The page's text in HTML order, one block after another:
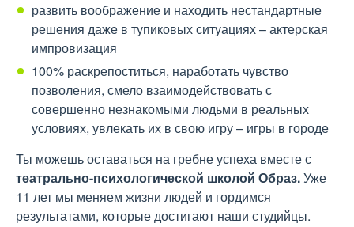
развить воображение и находить нестандартные
решения даже в тупиковых ситуациях – актерская
импровизация
100% раскрепоститься, наработать чувство
позволения, смело взаимодействовать с
совершенно незнакомыми людьми в реальных
условиях, увлекать их в свою игру – игры в городе
Ты можешь оставаться на гребне успеха вместе с
театрально-психологической школой Образ.Уже
11 лет мы меняем жизни людей и гордимся
результатами, которые достигают наши студийцы.